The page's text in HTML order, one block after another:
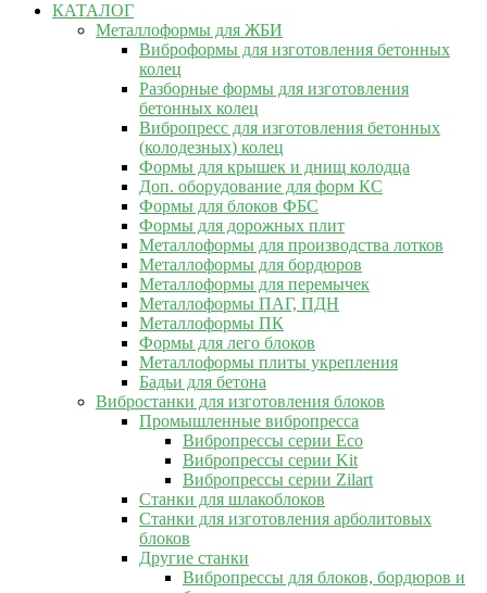
КАТАЛОГ
Металлоформы для ЖБИ
Виброформы для изготовления бетонных
колец
Разборные формы для изготовления
бетонных колец
Вибропресс для изготовления бетонных
(колодезных) колец
Формы для крышек и днищ колодца
Доп. оборудование для форм КС
Формы для блоков ФБС
Формы для дорожных плит
Металлоформы для производства лотков
Металлоформы для бордюров
Металлоформы для перемычек
Металлоформы ПАГ, ПДН
Металлоформы ПК
Формы для лего блоков
Металлоформы плиты укрепления
Бадьи для бетона
Вибростанки для изготовления блоков
Промышленные вибропресса
Вибропрессы серии Eco
Вибропрессы серии Kit
Вибропрессы серии Zilart
Станки для шлакоблоков
Станки для изготовления арболитовых
блоков
Другие станки
Вибропрессы для блоков, бордюров и